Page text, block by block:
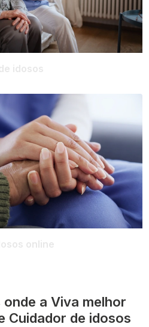
a Viva melhor
Cuidador de idosos